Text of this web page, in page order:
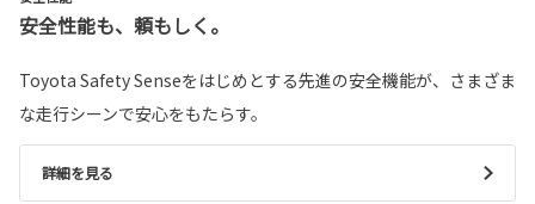
安全性能も、頼もしく。
Toyota Safety Senseをはじめとする先進の安全機能が、さまざま
な走行シーンで安心をもたらす。
詳細を見る